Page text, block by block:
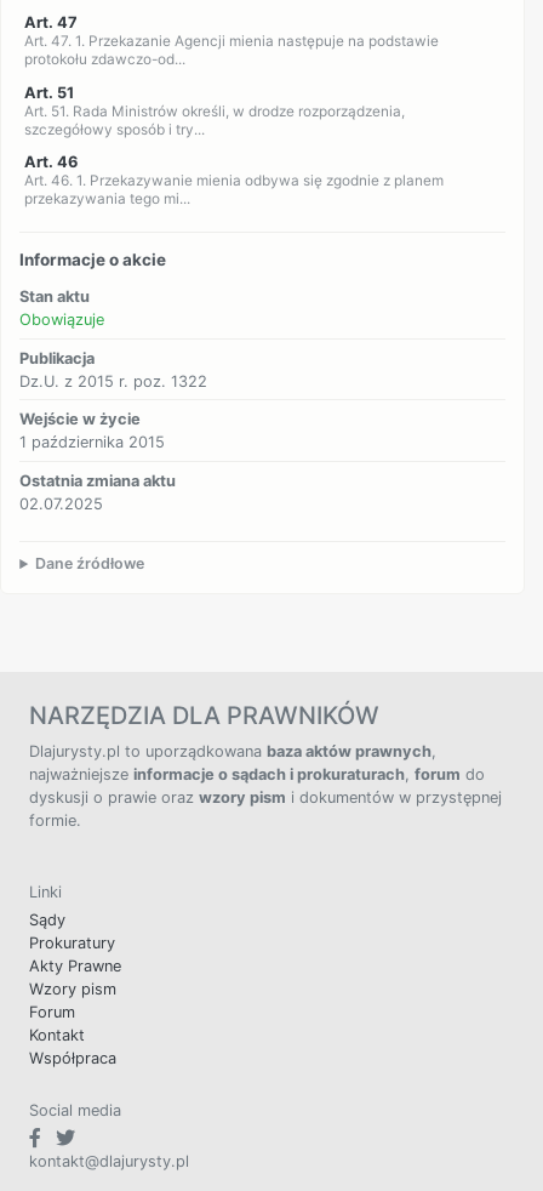
Art. 47
Art. 47. 1. Przekazanie Agencji mienia następuje na podstawie
protokołu zdawczo-od...
Art. 51
Art. 51. Rada Ministrów określi, w drodze rozporządzenia,
szczegółowy sposób i try...
Art. 46
Art. 46. 1. Przekazywanie mienia odbywa się zgodnie z planem
przekazywania tego mi...
Informacje o akcie
Stan aktu
Obowiązuje
Publikacja
Dz.U. z 2015 r. poz. 1322
Wejście w życie
1 października 2015
Ostatnia zmiana aktu
02.07.2025
Dane źródłowe
NARZĘDZIA DLA PRAWNIKÓW
Dlajurysty.pl to uporządkowana baza aktów prawnych,
najważniejsze informacje o sądach i prokuraturach, forum do
dyskusji o prawie oraz wzory pism i dokumentów w przystępnej
formie.
Linki
Sądy
Prokuratury
Akty Prawne
Wzory pism
Forum
Kontakt
Współpraca
Social media
kontakt@dlajurysty.pl